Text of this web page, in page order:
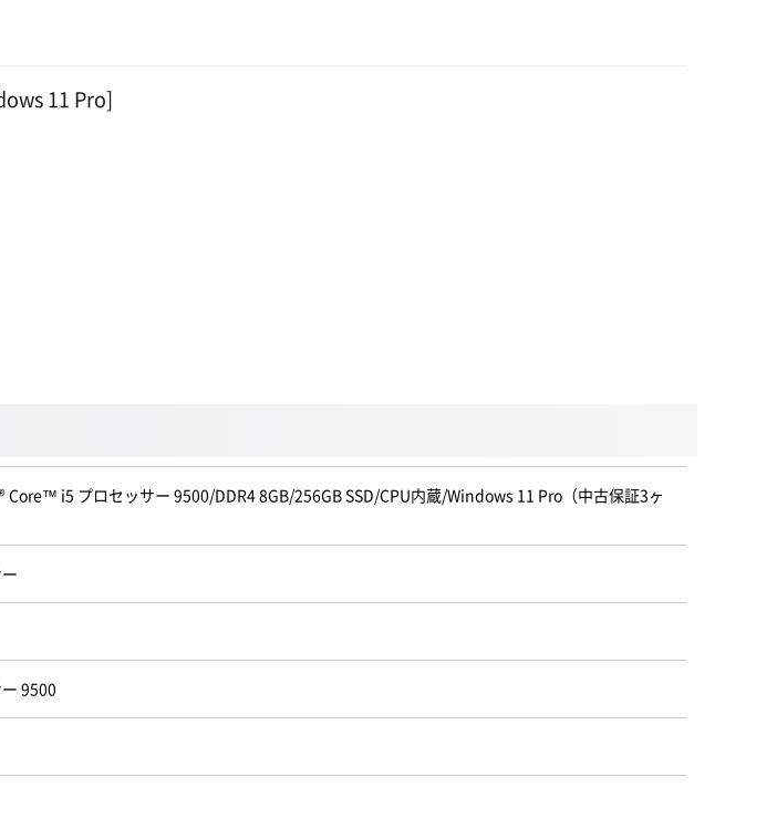
11 Pro]
Core™ i5 プロセッサー 9500/DDR4 8GB/256GB SSD/CPU内蔵/Windows 11 Pro（中古保証3ヶ
9500